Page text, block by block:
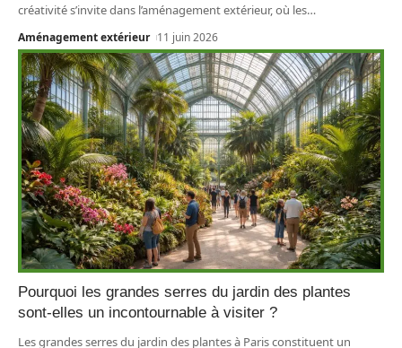
créativité s’invite dans l’aménagement extérieur, où les…
Aménagement extérieur 11 juin 2026
Pourquoi les grandes serres du jardin des plantes
sont-elles un incontournable à visiter ?
Les grandes serres du jardin des plantes à Paris constituent un